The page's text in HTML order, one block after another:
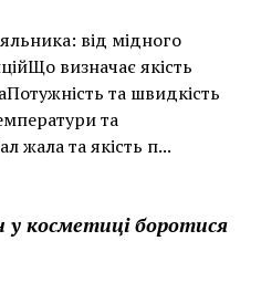
від мідного
визначає якість
та швидкість
та
жала та якість п...
у косметиці боротися